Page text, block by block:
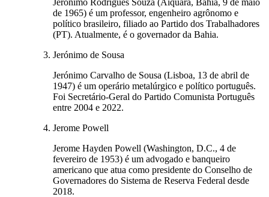
Jerônimo Rodrigues Souza (Aiquara, Bahia, 9 de maio
de 1965) é um professor, engenheiro agrônomo e
político brasileiro, filiado ao Partido dos Trabalhadores
(PT). Atualmente, é o governador da Bahia.
Jerónimo de Sousa
Jerónimo Carvalho de Sousa (Lisboa, 13 de abril de
1947) é um operário metalúrgico e político português.
Foi Secretário-Geral do Partido Comunista Português
entre 2004 e 2022.
Jerome Powell
Jerome Hayden Powell (Washington, D.C., 4 de
fevereiro de 1953) é um advogado e banqueiro
americano que atua como presidente do Conselho de
Governadores do Sistema de Reserva Federal desde
2018.